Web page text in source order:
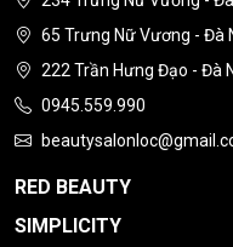
65 Trưng Nữ Vương - Đà
222 Trần Hưng Đạo - Đà
0945.559.990
RED BEAUTY
SIMPLICITY